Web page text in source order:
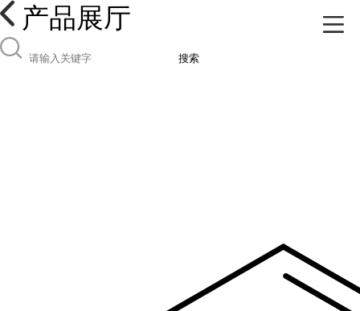
产品展厅
搜索